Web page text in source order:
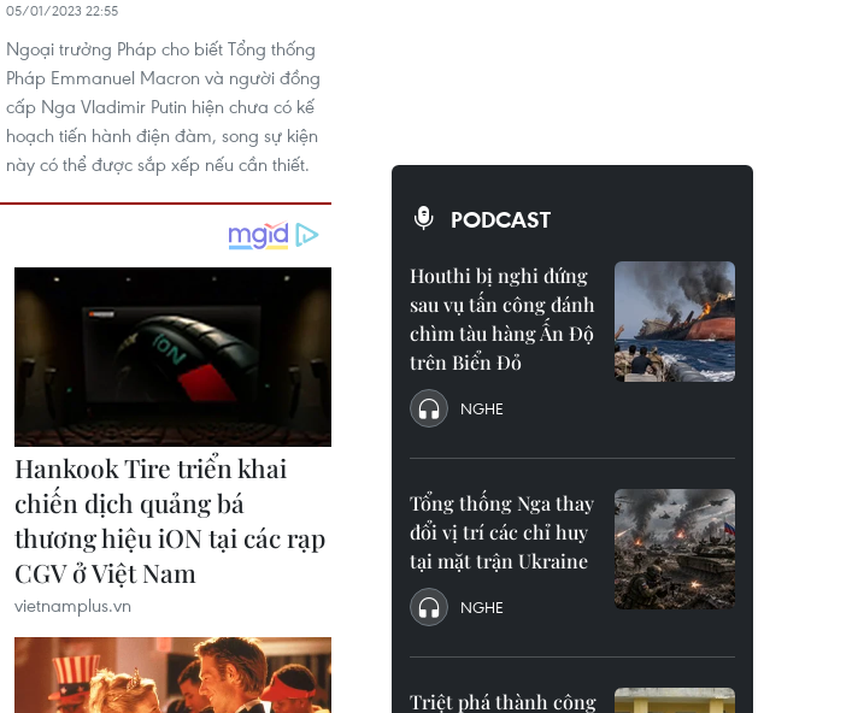
05/01/2023 22:55
Ngoại trưởng Pháp cho biết Tổng thống
Pháp Emmanuel Macron và người đồng
cấp Nga Vladimir Putin hiện chưa có kế
hoạch tiến hành điện đàm, song sự kiện
này có thể được sắp xếp nếu cần thiết.
PODCAST
Houthi bị nghi đứng
sau vụ tấn công đánh
chìm tàu hàng Ấn Độ
trên Biển Đỏ
NGHE
Tổng thống Nga thay
đổi vị trí các chỉ huy
tại mặt trận Ukraine
NGHE
Triệt phá thành công